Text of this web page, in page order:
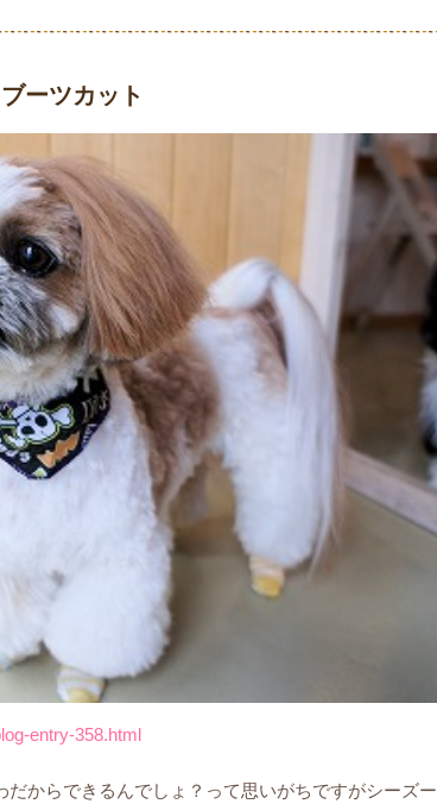
ーツカット
entry-358.html
からできるんでしょ？って思いがちですがシーズー